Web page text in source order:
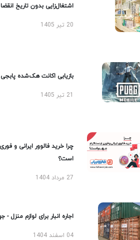
اشتغال‌زایی بدون تاریخ انقضا
20 تیر 1405
بازیابی اکانت هک‌شده پابجی
چرا خرید فالوور ایرانی و فوری
است؟
27 مرداد 1404
اجاره انبار برای لوازم منزل -
04 اسفند 1404